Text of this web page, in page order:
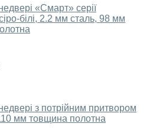
порадите?
від необхідних
інших факторів. Підбір
індивідуально для
можуть зробити замір та
Кожен співробітник має із
«Смарт» серії
білі, 2.2 мм сталь, 98 мм
з потрійним притвором
мм товщина полотна